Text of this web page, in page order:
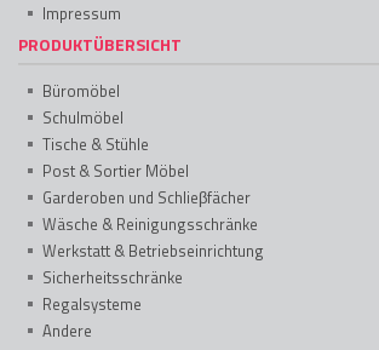
Impressum
PRODUKTÜBERSICHT
Büromöbel
Schulmöbel
Tische & Stühle
Post & Sortier Möbel
Garderoben und Schlieβfächer
Wäsche & Reinigungsschränke
Werkstatt & Betriebseinrichtung
Sicherheitsschränke
Regalsysteme
Andere